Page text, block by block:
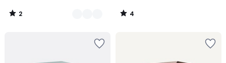
2
/
4
/